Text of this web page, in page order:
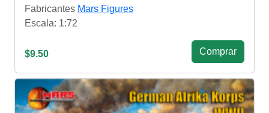
Fabricantes Mars Figures
Escala: 1:72
$9.50 Сomprar